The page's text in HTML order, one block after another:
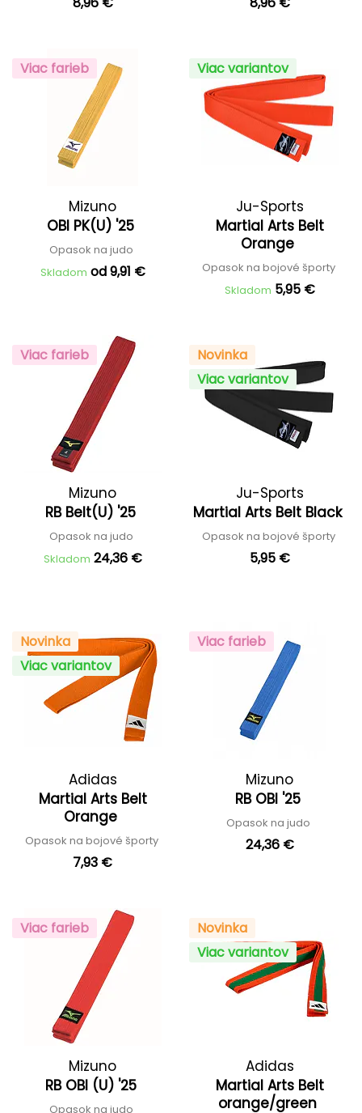
Viac farieb
Mizuno
OBI PK(U) '25
Opasok na judo
Skladom od 9,91 €
Viac variantov
Ju-Sports
Martial Arts Belt
Orange
Opasok na bojové športy
Skladom 5,95 €
Viac farieb
Mizuno
RB Belt(U) '25
Opasok na judo
Skladom 24,36 €
Novinka
Viac variantov
Ju-Sports
Martial Arts Belt Black
Opasok na bojové športy
5,95 €
Novinka
Viac variantov
Adidas
Martial Arts Belt
Orange
Opasok na bojové športy
7,93 €
Viac farieb
Mizuno
RB OBI '25
Opasok na judo
24,36 €
Viac farieb
Mizuno
RB OBI (U) '25
Opasok na judo
Novinka
Viac variantov
Adidas
Martial Arts Belt
orange/green